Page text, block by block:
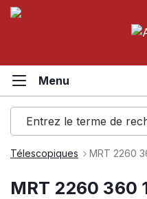
principal
Télescopiques MRT 2260
MRT 2260 360